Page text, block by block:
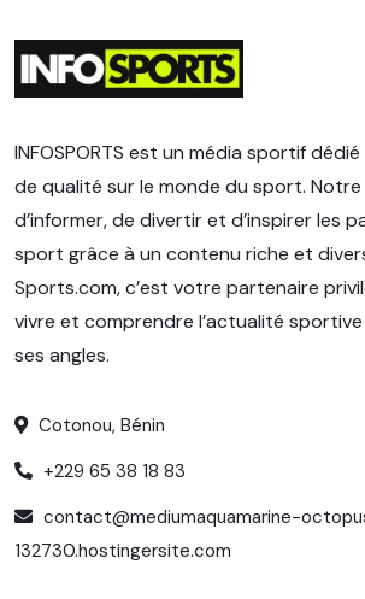
INFOSPORTS est un média sportif
de qualité sur le monde du sport.
d’informer, de divertir et d’inspirer les
sport grâce à un contenu riche et
Sports.com, c’est votre partenaire
vivre et comprendre l’actualité
ses angles.
Cotonou, Bénin
+229 65 38 18 83
contact@mediumaquamarine-
132730.hostingersite.com